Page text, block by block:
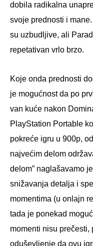
dobila radikalna
svoje prednosti i
su uzbudljive, ali
repetativan vrlo brzo.
Koje onda prednosti
je mogućnost da po
van kuće nakon
PlayStation Portable
pokreće igru u 900p,
najvećim delom
delom” naglašavamo
snižavanja detalja i
momentima (u onlajn
tada je ponekad
momenti nisu
oduševljenje da ovu